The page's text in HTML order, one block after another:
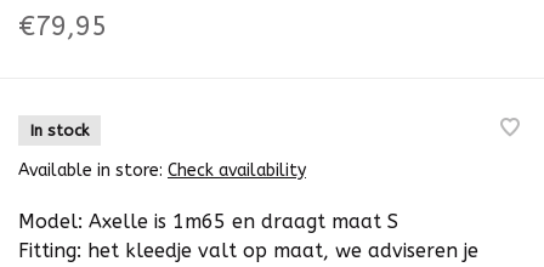
€79,95
In stock
Available in store: Check availability
Model: Axelle is 1m65 en draagt maat S
Fitting: het kleedje valt op maat, we adviseren je